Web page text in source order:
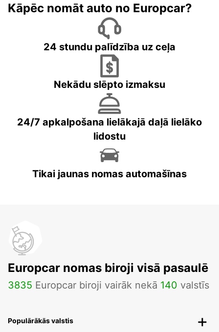
Kāpēc nomāt auto no Europcar?
24 stundu palīdzība uz ceļa
Nekādu slēpto izmaksu
24/7 apkalpošana lielākajā daļā lielāko
lidostu
Tikai jaunas nomas automašīnas
Europcar nomas biroji visā pasaulē
3835 Europcar biroji vairāk nekā 140 valstīs
Populārākās valstis